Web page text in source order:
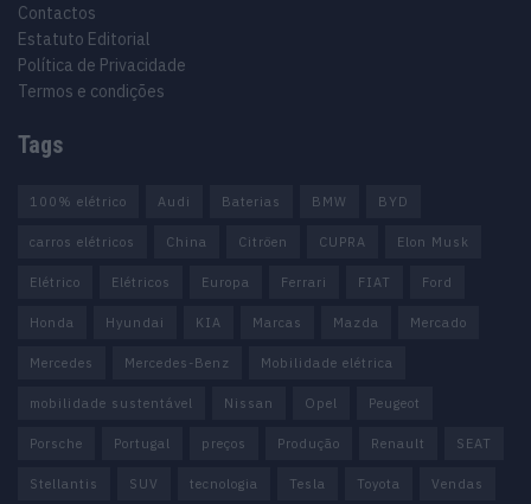
Contactos
Estatuto Editorial
Política de Privacidade
Termos e condições
Tags
100% elétrico Audi Baterias BMW BYD
carros elétricos China Citröen CUPRA Elon Musk
Elétrico Elétricos Europa Ferrari FIAT Ford
Honda Hyundai KIA Marcas Mazda Mercado
Mercedes Mercedes-Benz Mobilidade elétrica
mobilidade sustentável Nissan Opel Peugeot
Porsche Portugal preços Produção Renault SEAT
Stellantis SUV tecnologia Tesla Toyota Vendas